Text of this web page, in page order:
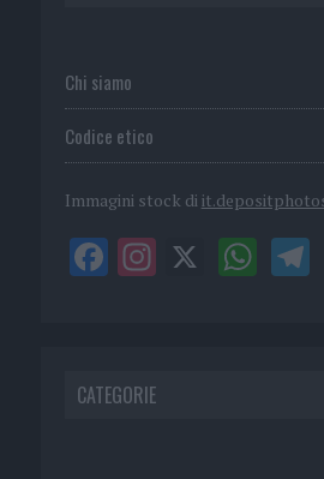
Chi siamo
Codice etico
Immagini stock di
CATEGORIE